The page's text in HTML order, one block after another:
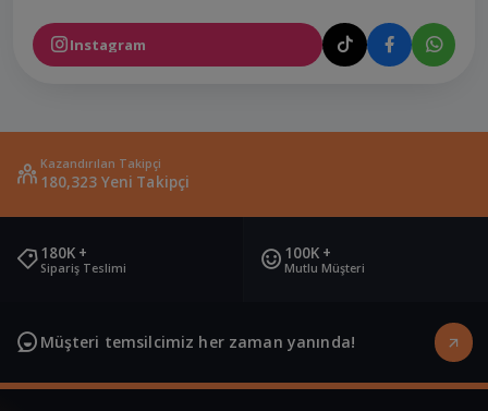
Instagram
Kazandırılan Takipçi
180,323 Yeni Takipçi
180K +
Sipariş Teslimi
100K +
Mutlu Müşteri
Müşteri temsilcimiz her zaman yanında!